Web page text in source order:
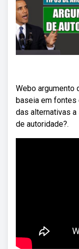
Webo argumento
baseia em fontes
das alternativas
de autoridade?.